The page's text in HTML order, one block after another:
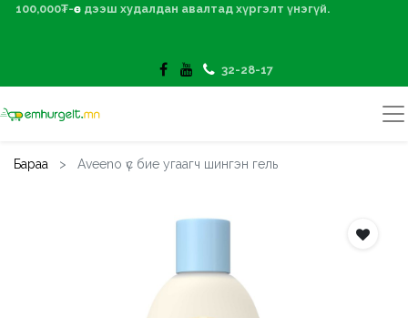
100,000₮-өөс дээш худалдан авалтад хүргэлт үнэгүй.
32-28-17
Бараа Aveeno үс бие угаагч шингэн гель